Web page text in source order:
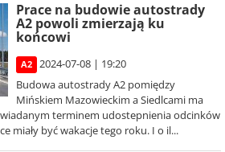
Prace na budowie autostrady
A2 powoli zmierzają ku
końcowi
A2
2024-07-08 | 19:20
Budowa autostrady A2 pomiędzy
Mińskiem Mazowieckim a Siedlcami ma
terminem udostepnienia odcinków
miały być wakacje tego roku. I o il...